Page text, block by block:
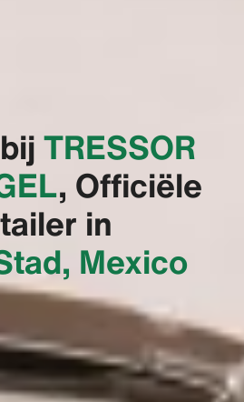
‭TRESSOR
, Officiële
in
Mexico